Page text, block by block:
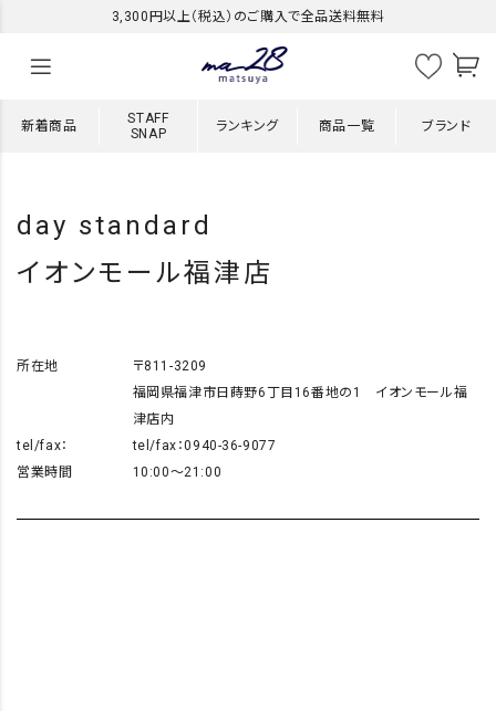
3,300円以上（税込）のご購入で全品送料無料
新着商品
STAFF
SNAP
ランキング 商品一覧 ブランド
day standard
イオンモール福津店
所在地
〒811-3209
福岡県福津市日蒔野6丁目16番地の1 イオンモール福
津店内
tel/fax：
tel/fax：0940-36-9077
営業時間
10:00～21:00